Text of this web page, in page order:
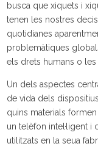
busca que xiquets i
tenen les nostres
quotidianes
problemàtiques
els drets humans o les
Un dels aspectes
de vida dels
quins materials
un telèfon intel·ligent i
utilitzats en la seua